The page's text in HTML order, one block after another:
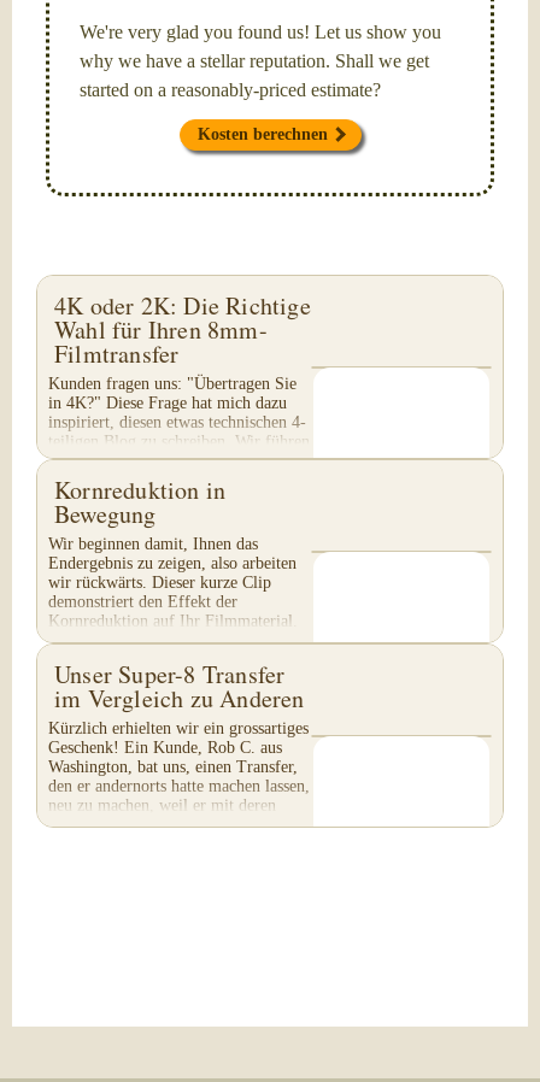
We're very glad you found us! Let us show you
why we have a stellar reputation. Shall we get
started on a reasonably-priced estimate?
Kosten berechnen
4K oder 2K: Die Richtige
Wahl für Ihren 8mm-
Filmtransfer
Kunden fragen uns: "Übertragen Sie
in 4K?" Diese Frage hat mich dazu
inspiriert, diesen etwas technischen 4-
teiligen Blog zu schreiben. Wir führen
keinen 4K-Transfer von 8mm-Filmen
durch...
Kornreduktion in
Bewegung
Wir beginnen damit, Ihnen das
Endergebnis zu zeigen, also arbeiten
wir rückwärts. Dieser kurze Clip
demonstriert den Effekt der
Kornreduktion auf Ihr Filmmaterial.
Achten Sie besonders auf...
Unser Super-8 Transfer
im Vergleich zu Anderen
Kürzlich erhielten wir ein grossartiges
Geschenk! Ein Kunde, Rob C. aus
Washington, bat uns, einen Transfer,
den er andernorts hatte machen lassen,
neu zu machen, weil er mit deren
Arbeit...